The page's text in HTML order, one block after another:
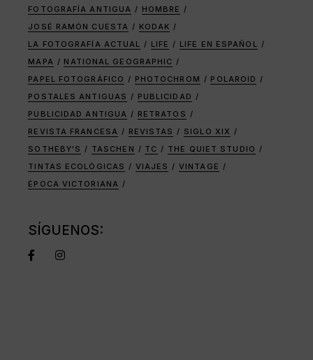
FOTOGRAFÍA ANTIGUA
HOMBRE
JOSÉ RAMÓN CUESTA
KODAK
LA FOTOGRAFÍA ACTUAL
LIFE
LIFE EN ESPAÑOL
MAPA
NATIONAL GEOGRAPHIC
PAPEL FOTOGRÁFICO
PHOTOCHROM
POLAROID
POSTALES ANTIGUAS
PUBLICIDAD
PUBLICIDAD ANTIGUA
RETRATOS
REVISTA FRANCESA
REVISTAS
SIGLO XIX
SOTHEBY'S
TASCHEN TC
THE QUIET STUDIO
TINTAS ECOLÓGICAS
VIAJES
VINTAGE
ÉPOCA VICTORIANA
SÍGUENOS: